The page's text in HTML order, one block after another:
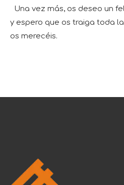
Una vez más, os deseo un
y espero que os traiga toda
os merecéis.